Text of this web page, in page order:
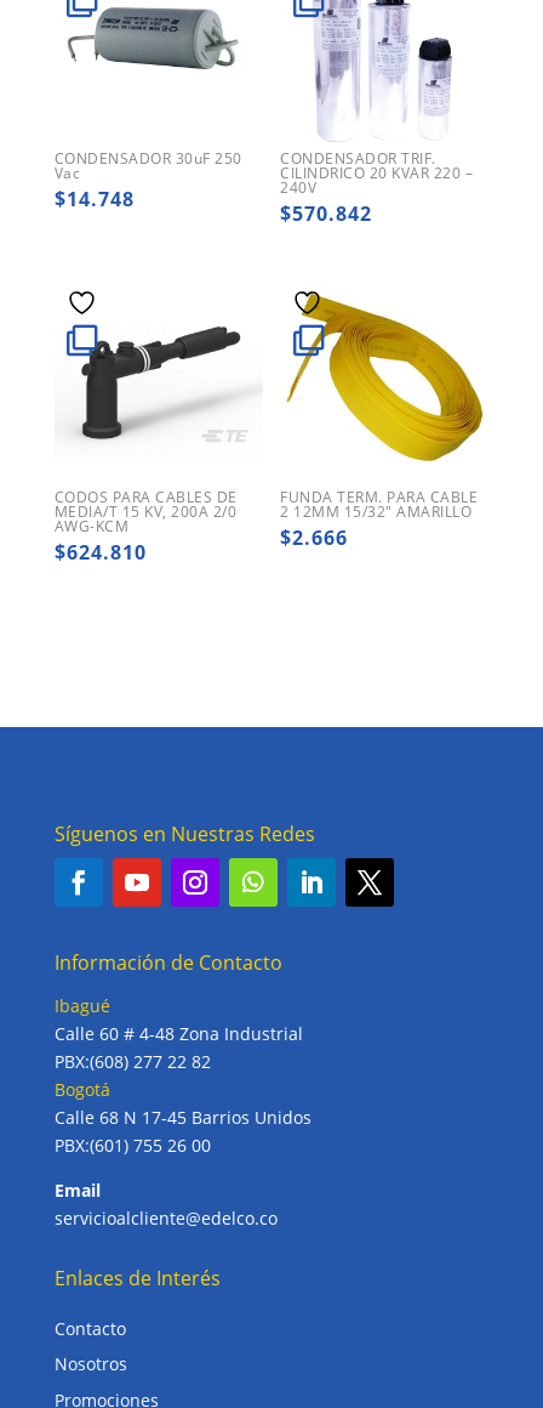
CONDENSADOR 30uF 250
Vac
$14.748
CONDENSADOR TRIF.
CILINDRICO 20 KVAR 220 –
240V
$570.842
CODOS PARA CABLES DE
MEDIA/T 15 KV, 200A 2/0
AWG-KCM
$624.810
FUNDA TERM. PARA CABLE
2 12MM 15/32″ AMARILLO
$2.666
Síguenos en Nuestras Redes
Información de Contacto
Ibagué
Calle 60 # 4-48 Zona Industrial
PBX:(608) 277 22 82
Bogotá
Calle 68 N 17-45 Barrios Unidos
PBX:(601) 755 26 00
Email
servicioalcliente@edelco.co
Enlaces de Interés
Contacto
Nosotros
Promociones